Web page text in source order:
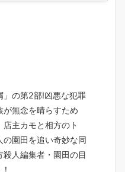
」の第2部!凶悪な犯罪
が無念を晴らすため
店主カモと相方のト
園田を追い奇妙な同
人編集者・園田の目